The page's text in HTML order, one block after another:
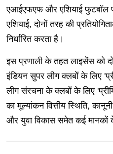
एआईएफएफ और एशियाई फुटबॉल
एशियाई, दोनों तरह की
निर्धारित करता है।
इस प्रणाली के तहत लाइसेंस को
इंडियन सुपर लीग क्लबों के लिए
लीग संरचना के क्लबों के लिए
का मूल्यांकन वित्तीय स्थिति,
और युवा विकास समेत कई मानकों